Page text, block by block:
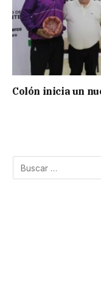
Colón inicia un